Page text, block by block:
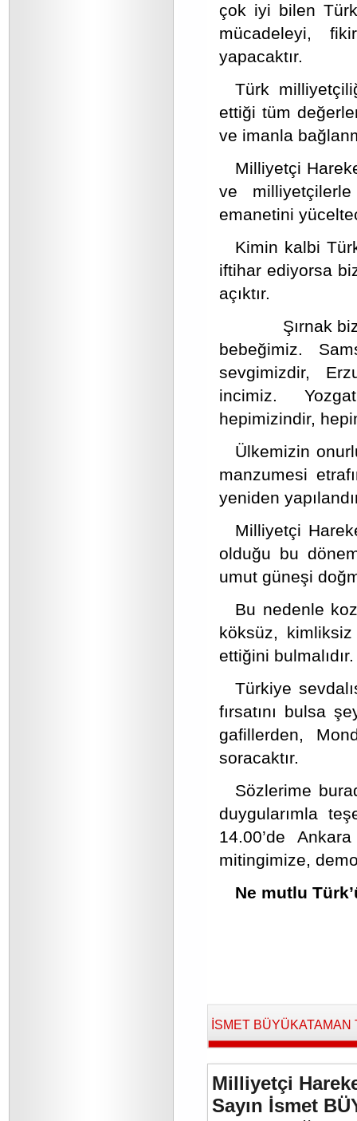
çok iyi bilen
mücadeleyi,
yapacaktır.
Türk
ettiği tüm
ve imanla
Milliyetçi
ve
emanetini
Kimin kalbi
iftihar ediyorsa
açıktır.
Şırnak
bebeğimiz.
sevgimizdir,
incimiz.
hepimizindir,
Ülkemizin
manzumesi
yeniden
Milliyetçi
olduğu bu
umut güneşi
Bu nedenle
köksüz,
ettiğini bulmalıdır.
Türkiye
fırsatını bulsa
gafillerden,
soracaktır.
Sözlerime
duygularımla
14.00’de
mitingimize,
Ne mutlu
İSMET BÜYÜKATAMAN
Milliyetçi
Sayın İsmet